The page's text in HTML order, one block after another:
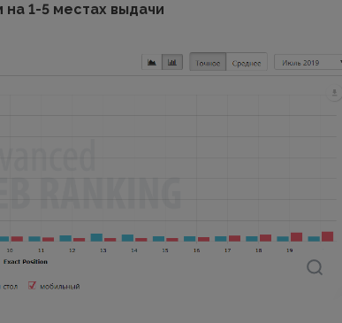
1-5 местах выдачи